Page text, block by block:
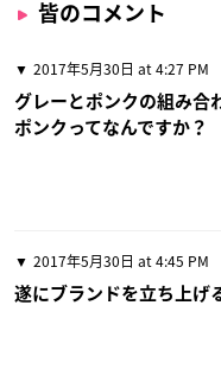
皆のコメント
2017年5月30日 at 4:27 PM
グレーとポンクの組み合
ポンクってなんですか？
2017年5月30日 at 4:45 PM
遂にブランドを立ち上げ